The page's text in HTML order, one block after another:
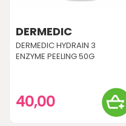
DERMEDIC
DERMEDIC HYDRAIN 3
ENZYME PEELING 50G
40,00